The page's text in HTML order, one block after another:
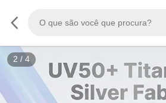
3 / 4